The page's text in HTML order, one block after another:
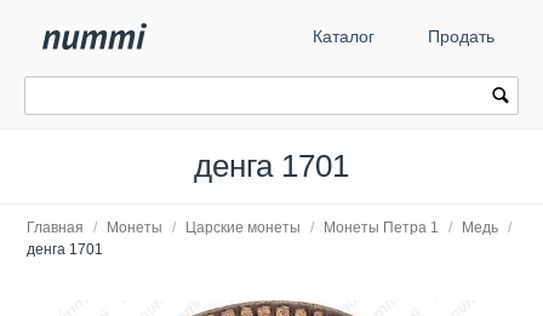
Каталог Продать
денга 1701
Главная / Монеты / Царские монеты / Монеты Петра 1 / Медь /
денга 1701